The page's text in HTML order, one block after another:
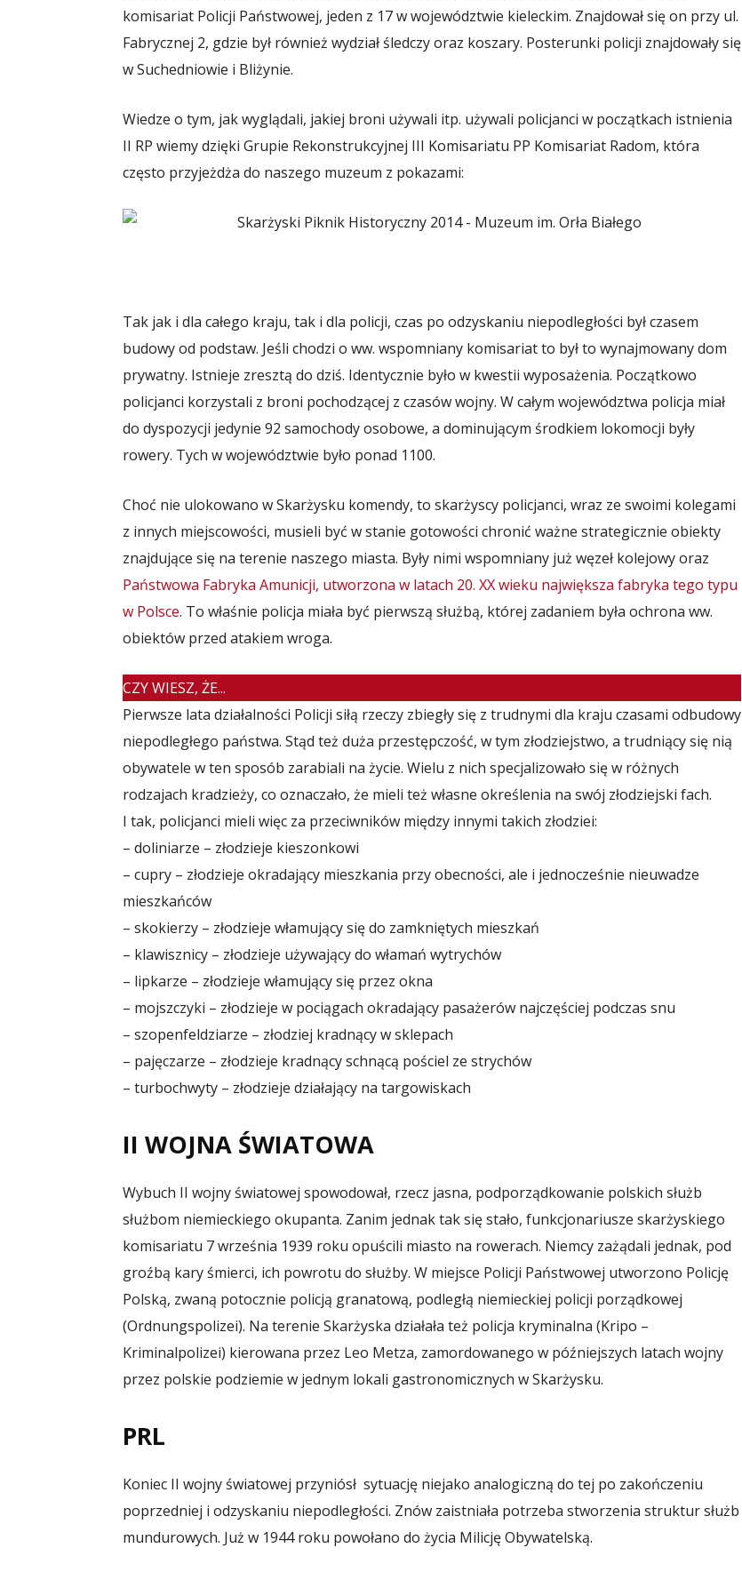
komisariat Policji Państwowej, jeden z 17 w województwie kieleckim. Znajdował się on przy ul.
Fabrycznej 2, gdzie był również wydział śledczy oraz koszary. Posterunki policji znajdowały się
w Suchedniowie i Bliżynie.
Wiedze o tym, jak wyglądali, jakiej broni używali itp. używali policjanci w początkach istnienia
II RP wiemy dzięki Grupie Rekonstrukcyjnej III Komisariatu PP Komisariat Radom, która
często przyjeżdża do naszego muzeum z pokazami:
Tak jak i dla całego kraju, tak i dla policji, czas po odzyskaniu niepodległości był czasem
budowy od podstaw. Jeśli chodzi o ww. wspomniany komisariat to był to wynajmowany dom
prywatny. Istnieje zresztą do dziś. Identycznie było w kwestii wyposażenia. Początkowo
policjanci korzystali z broni pochodzącej z czasów wojny. W całym województwa policja miał
do dyspozycji jedynie 92 samochody osobowe, a dominującym środkiem lokomocji były
rowery. Tych w województwie było ponad 1100.
Choć nie ulokowano w Skarżysku komendy, to skarżyscy policjanci, wraz ze swoimi kolegami
z innych miejscowości, musieli być w stanie gotowości chronić ważne strategicznie obiekty
znajdujące się na terenie naszego miasta. Były nimi wspomniany już węzeł kolejowy oraz
Państwowa Fabryka Amunicji, utworzona w latach 20. XX wieku największa fabryka tego typu
w Polsce. To właśnie policja miała być pierwszą służbą, której zadaniem była ochrona ww.
obiektów przed atakiem wroga.
CZY WIESZ, ŻE...
Pierwsze lata działalności Policji siłą rzeczy zbiegły się z trudnymi dla kraju czasami odbudowy
niepodległego państwa. Stąd też duża przestępczość, w tym złodziejstwo, a trudniący się nią
obywatele w ten sposób zarabiali na życie. Wielu z nich specjalizowało się w różnych
rodzajach kradzieży, co oznaczało, że mieli też własne określenia na swój złodziejski fach.
I tak, policjanci mieli więc za przeciwników między innymi takich złodziei:
– doliniarze – złodzieje kieszonkowi
– cupry – złodzieje okradający mieszkania przy obecności, ale i jednocześnie nieuwadze
mieszkańców
– skokierzy – złodzieje włamujący się do zamkniętych mieszkań
– klawisznicy – złodzieje używający do włamań wytrychów
– lipkarze – złodzieje włamujący się przez okna
– mojszczyki – złodzieje w pociągach okradający pasażerów najczęściej podczas snu
– szopenfeldziarze – złodziej kradnący w sklepach
– pajęczarze – złodzieje kradnący schnącą pościel ze strychów
– turbochwyty – złodzieje działający na targowiskach
II WOJNA ŚWIATOWA
Wybuch II wojny światowej spowodował, rzecz jasna, podporządkowanie polskich służb
służbom niemieckiego okupanta. Zanim jednak tak się stało, funkcjonariusze skarżyskiego
komisariatu 7 września 1939 roku opuścili miasto na rowerach. Niemcy zażądali jednak, pod
groźbą kary śmierci, ich powrotu do służby. W miejsce Policji Państwowej utworzono Policję
Polską, zwaną potocznie policją granatową, podległą niemieckiej policji porządkowej
(Ordnungspolizei). Na terenie Skarżyska działała też policja kryminalna (Kripo –
Kriminalpolizei) kierowana przez Leo Metza, zamordowanego w późniejszych latach wojny
przez polskie podziemie w jednym lokali gastronomicznych w Skarżysku.
PRL
Koniec II wojny światowej przyniósł sytuację niejako analogiczną do tej po zakończeniu
poprzedniej i odzyskaniu niepodległości. Znów zaistniała potrzeba stworzenia struktur służb
mundurowych. Już w 1944 roku powołano do życia Milicję Obywatelską.